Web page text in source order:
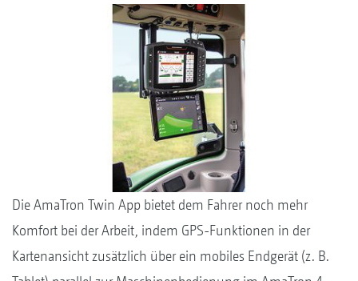
Die AmaTron Twin App bietet dem Fahrer noch mehr
Komfort bei der Arbeit, indem GPS-Funktionen in der
Kartenansicht zusätzlich über ein mobiles Endgerät (z. B.